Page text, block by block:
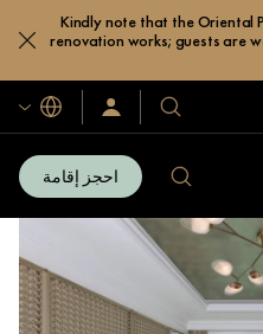
Kindly note that the Oriental
renovation works; guests are
فنادقنا
ومنتجعاتنا
سجّل
الدخول/
اللغات
فنادقنا
احجز إقامة